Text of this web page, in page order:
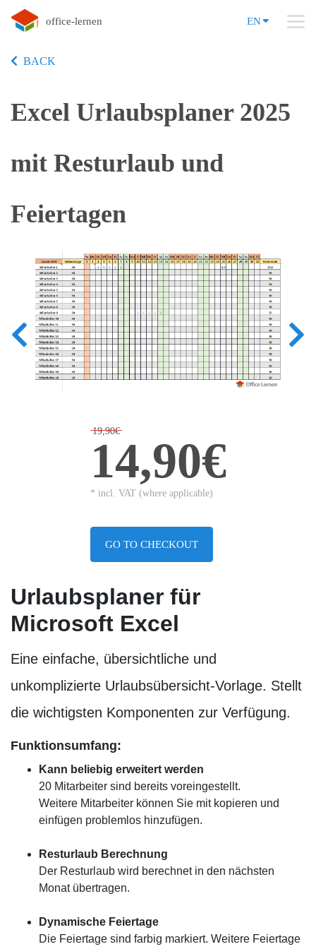
office-lernen EN
BACK
Excel Urlaubsplaner 2025
mit Resturlaub und
Feiertagen
19,90€
14,90€
* incl. VAT (where applicable)
GO TO CHECKOUT
Urlaubsplaner für
Microsoft Excel
Eine einfache, übersichtliche und
unkomplizierte Urlaubsübersicht-Vorlage. Stellt
die wichtigsten Komponenten zur Verfügung.
Funktionsumfang:
Kann beliebig erweitert werden
20 Mitarbeiter sind bereits voreingestellt.
Weitere Mitarbeiter können Sie mit kopieren und
einfügen problemlos hinzufügen.
Resturlaub Berechnung
Der Resturlaub wird berechnet in den nächsten
Monat übertragen.
Dynamische Feiertage
Die Feiertage sind farbig markiert. Weitere Feiertage